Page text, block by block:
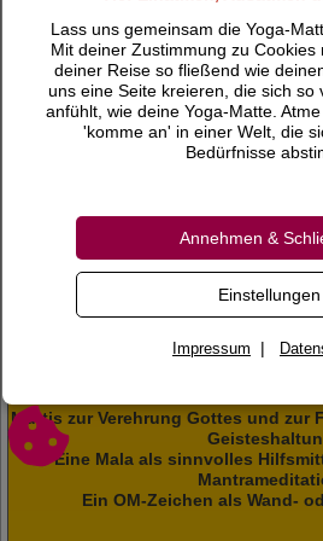
Durch die Verehrung einer
Murti (Form) wird die Murti
auch Kanal für die Gnade
Gottes.
Besonders förderlich ist die
Japa Mala. Japa heißt
Wiederholung eines
Eines der umfassendsten und
. OM oder AUM steht
verkörpert zum Beispiel die drei
Vishnu, U für Shiva und M für
ewige, universelle Schwingung
zwischen der absoluten und
Hier bekommst du alles was
Murtis zur Verehrung Gottes und zur
Eine Mala als sinnvolles
Ein OM-Zeichen als Wand-
Lass uns gemeinsam die Yoga-
Mit deiner Zustimmung zu Cookies
deiner Reise so fließend wie
uns eine Seite kreieren, die sich so
anfühlt, wie deine Yoga-Matte.
'komme an' in einer Welt, die
Bedürfnisse
Annehmen &
Einstellungen
Impressum |